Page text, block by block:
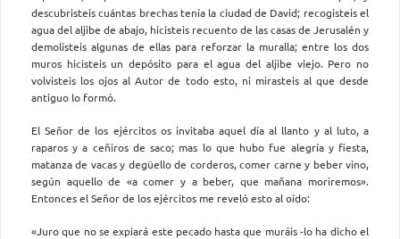
descubristeis cuántas brechas tenía la ciudad de David; recogisteis el
agua del aljibe de abajo, hicisteis recuento de las casas de Jerusalén y
demolisteis algunas de ellas para reforzar la muralla; entre los dos
muros hicisteis un depósito para el agua del aljibe viejo. Pero no
volvisteis los ojos al Autor de todo esto, ni mirasteis al que desde
antiguo lo formó.
El Señor de los ejércitos os invitaba aquel día al llanto y al luto, a
raparos y a ceñiros de saco; mas lo que hubo fue alegría y fiesta,
matanza de vacas y degüello de corderos, comer carne y beber vino,
según aquello de «a comer y a beber, que mañana moriremos».
Entonces el Señor de los ejércitos me reveló esto al oído:
«Juro que no se expiará este pecado hasta que muráis -lo ha dicho el